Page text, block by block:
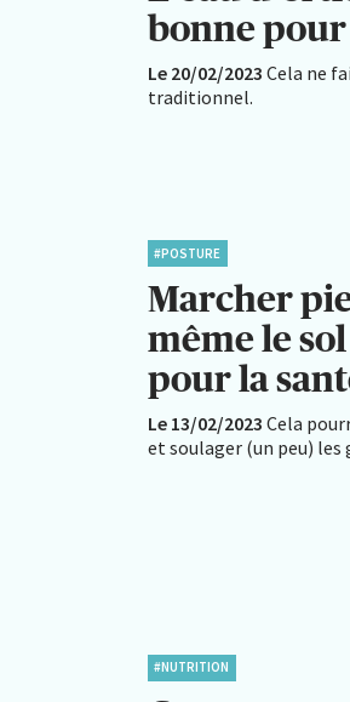
bonne pour
Le 20/02/2023 Cela ne
traditionnel.
#POSTURE
Marcher
même le
pour la
Le 13/02/2023 Cela
et soulager (un peu) les
#NUTRITION